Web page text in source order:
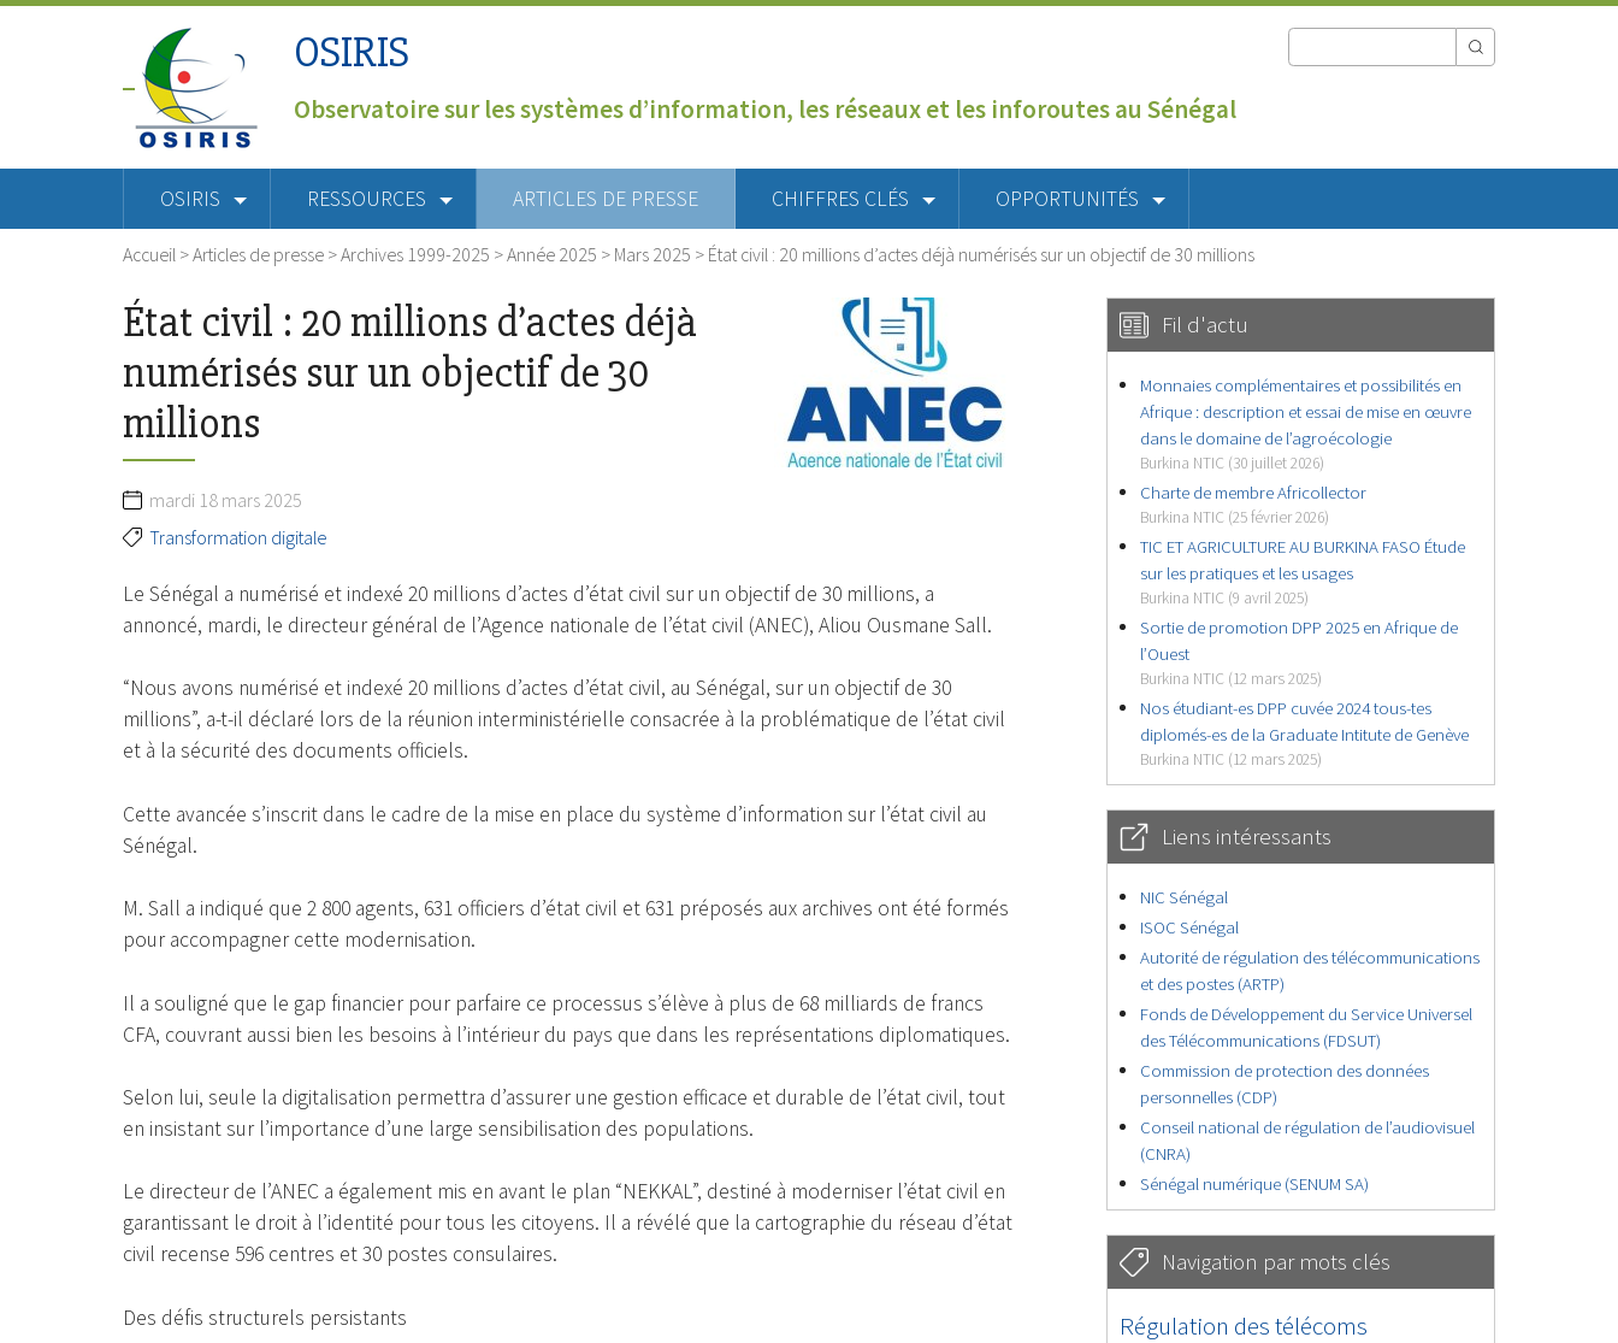
OSIRIS
Observatoire sur les systèmes d’information, les réseaux et les inforoutes au Sénégal
OSIRIS RESSOURCES ARTICLES DE PRESSE CHIFFRES CLÉS OPPORTUNITÉS
Accueil >Articles de presse >Archives 1999-2025 >Année 2025 > Mars 2025 > État civil : 20 millions d’actes déjà numérisés sur un objectif de 30 millions
État civil : 20 millions d’actes déjà
numérisés sur un objectif de 30
millions
mardi 18 mars 2025
Transformation digitale
Le Sénégal a numérisé et indexé 20 millions d’actes d’état civil sur un objectif de 30 millions, a
annoncé, mardi, le directeur général de l’Agence nationale de l’état civil (ANEC), Aliou Ousmane Sall.
“Nous avons numérisé et indexé 20 millions d’actes d’état civil, au Sénégal, sur un objectif de 30
millions”, a-t-il déclaré lors de la réunion interministérielle consacrée à la problématique de l’état civil
et à la sécurité des documents officiels.
Cette avancée s’inscrit dans le cadre de la mise en place du système d’information sur l’état civil au
Sénégal.
M. Sall a indiqué que 2 800 agents, 631 officiers d’état civil et 631 préposés aux archives ont été formés
pour accompagner cette modernisation.
Il a souligné que le gap financier pour parfaire ce processus s’élève à plus de 68 milliards de francs
CFA, couvrant aussi bien les besoins à l’intérieur du pays que dans les représentations diplomatiques.
Selon lui, seule la digitalisation permettra d’assurer une gestion efficace et durable de l’état civil, tout
en insistant sur l’importance d’une large sensibilisation des populations.
Le directeur de l’ANEC a également mis en avant le plan “NEKKAL”, destiné à moderniser l’état civil en
garantissant le droit à l’identité pour tous les citoyens. Il a révélé que la cartographie du réseau d’état
civil recense 596 centres et 30 postes consulaires.
Des défis structurels persistants
Fil d'actu
Monnaies complémentaires et possibilités en
Afrique : description et essai de mise en œuvre
dans le domaine de l’agroécologie
Burkina NTIC (30 juillet 2026)
Charte de membre Africollector
Burkina NTIC (25 février 2026)
TIC ET AGRICULTURE AU BURKINA FASO Étude
sur les pratiques et les usages
Burkina NTIC (9 avril 2025)
Sortie de promotion DPP 2025 en Afrique de
l’Ouest
Burkina NTIC (12 mars 2025)
Nos étudiant-es DPP cuvée 2024 tous-tes
diplomés-es de la Graduate Intitute de Genève
Burkina NTIC (12 mars 2025)
Liens intéressants
NIC Sénégal
ISOC Sénégal
Autorité de régulation des télécommunications
et des postes (ARTP)
Fonds de Développement du Service Universel
des Télécommunications (FDSUT)
Commission de protection des données
personnelles (CDP)
Conseil national de régulation de l’audiovisuel
(CNRA)
Sénégal numérique (SENUM SA)
Navigation par mots clés
4629/5559
Régulation des télécoms
362/5559